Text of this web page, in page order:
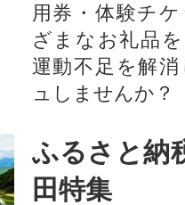
用券・体験チ
ざまなお礼品
運動不足を解
ュしませんか？
ふるさと納
田特集